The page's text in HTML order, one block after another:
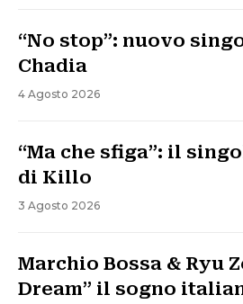
“No stop”: nuovo
Chadia
4 Agosto 2026
“Ma che sfiga”: il
di Killo
3 Agosto 2026
Marchio Bossa & Ryu
Dream” il sogno